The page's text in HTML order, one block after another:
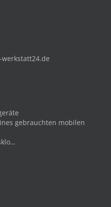
gebrauchten mobilen